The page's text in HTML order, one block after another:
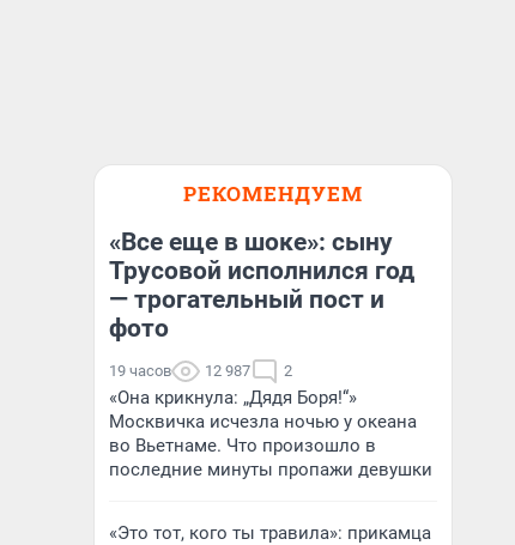
РЕКОМЕНДУЕМ
«Все еще в шоке»: сыну
Трусовой исполнился год
— трогательный пост и
фото
19 часов 12 987 2
«Она крикнула: „Дядя Боря!“»
Москвичка исчезла ночью у океана
во Вьетнаме. Что произошло в
последние минуты пропажи девушки
«Это тот, кого ты травила»: прикамца